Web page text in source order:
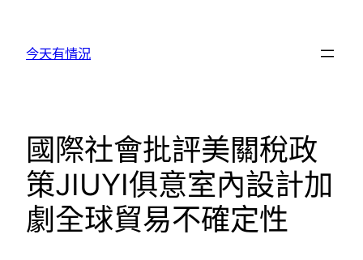
今天有情況
國際社會批評美關稅政
策JIUYI俱意室內設計加
劇全球貿易不確定性